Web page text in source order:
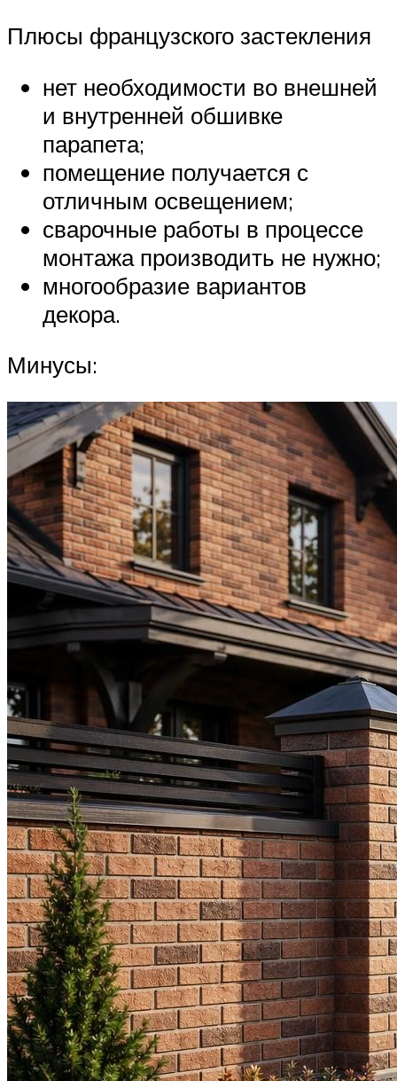
Плюсы французского застекления
нет необходимости во внешней
и внутренней обшивке
парапета;
помещение получается с
отличным освещением;
сварочные работы в процессе
монтажа производить не нужно;
многообразие вариантов
декора.
Минусы: